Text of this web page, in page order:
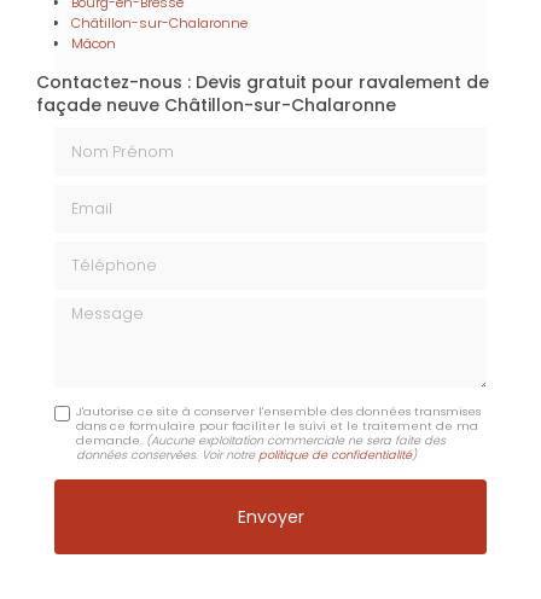
Châtillon-sur-Chalaronne
Mâcon
Contactez-nous : Devis gratuit pour ravalement de
façade neuve Châtillon-sur-Chalaronne
Message
J'autorise ce site à conserver l'ensemble des données transmises
dans ce formulaire pour faciliter le suivi et le traitement de ma
demande. (Aucune exploitation commerciale ne sera faite des
données conservées. Voir notrepolitique de confidentialité)